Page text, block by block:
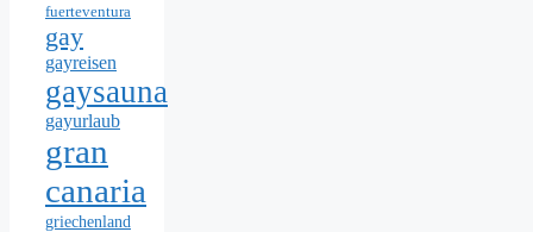
fuerteventura
gay
gayreisen
gaysauna
gayurlaub
gran
canaria
griechenland